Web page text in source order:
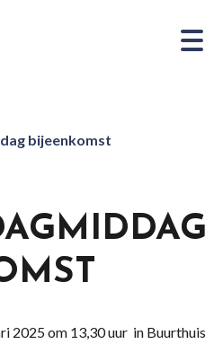
bijeenkomst
2025 om 13,30 uur in Buurthuis